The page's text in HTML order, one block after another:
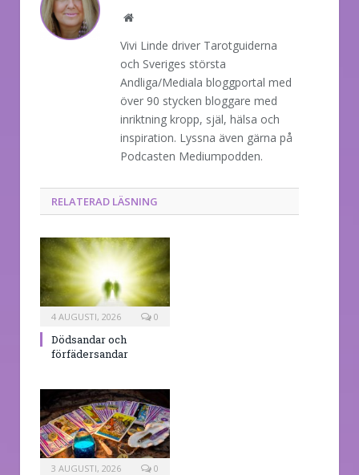
Website
Vivi Linde driver Tarotguiderna
och Sveriges största
Andliga/Mediala bloggportal med
över 90 stycken bloggare med
inriktning kropp, själ, hälsa och
inspiration. Lyssna även gärna på
Podcasten Mediumpodden.
RELATERAD LÄSNING
4 AUGUSTI, 2026 0
Dödsandar och
förfädersandar
3 AUGUSTI, 2026 0